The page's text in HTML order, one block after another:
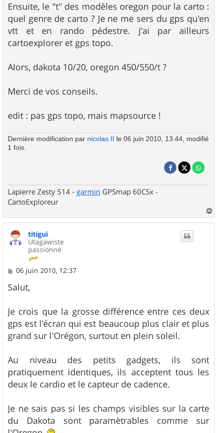
Ensuite, le "t" des modèles oregon pour la carto :
quel genre de carto ? Je ne me sers du gps qu'en
vtt et en rando pédestre. J'ai par ailleurs
cartoexplorer et gps topo.
Alors, dakota 10/20, oregon 450/550/t ?
Merci de vos conseils.
edit : pas gps topo, mais mapsource !
Dernière modification par nicolas II le 06 juin 2010, 13:44, modifié
1 fois.
Lapierre Zesty 514 - garmin GPSmap 60CSx -
CartoExploreur
a
titigui
Utagawiste
passionné
M
s
s
g
e
06 juin 2010, 12:37
Salut,
Je crois que la grosse différence entre ces deux
gps est l'écran qui est beaucoup plus clair et plus
grand sur l'Orégon, surtout en plein soleil.
Au niveau des petits gadgets, ils sont
pratiquement identiques, ils acceptent tous les
deux le cardio et le capteur de cadence.
Je ne sais pas si les champs visibles sur la carte
du Dakota sont paramètrables comme sur